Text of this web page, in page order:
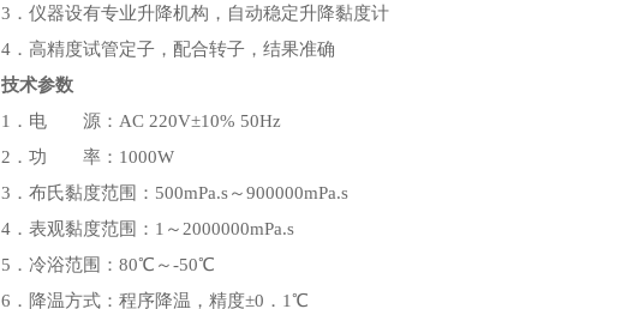
3．仪器设有专业升降机构，自动稳定升降黏度计
4．高精度试管定子，配合转子，结果准确
技术参数
1．电 源：AC 220V±10% 50Hz
2．功 率：1000W
3．布氏黏度范围：500mPa.s～900000mPa.s
4．表观黏度范围：1～2000000mPa.s
5．冷浴范围：80℃～-50℃
6．降温方式：程序降温，精度±0．1℃